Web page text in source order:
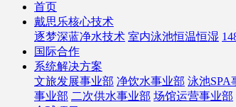
首页
戴思乐核心技术
逐梦深蓝净水技术 室内泳池恒温恒湿
国际合作
系统解决方案
文旅发展事业部 净饮水事业部 泳池SPA
事业部 二次供水事业部 场馆运营事业部